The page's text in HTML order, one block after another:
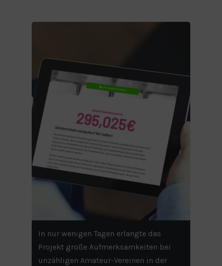
In nur wenigen Tagen erlangte das
Projekt große Aufmerksamkeiten bei
unzähligen Amateur-Vereinen in der